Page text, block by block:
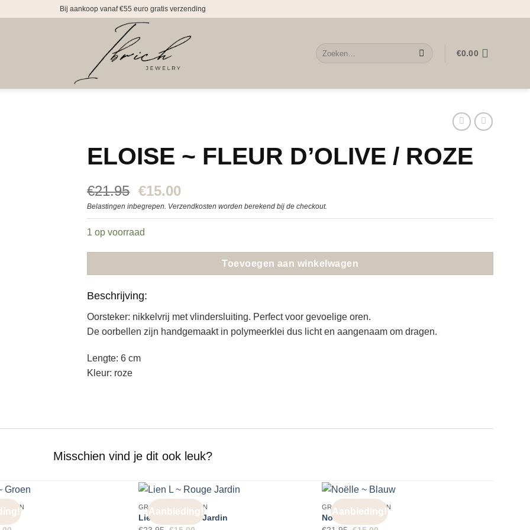
Bij aankoop vanaf €55 euro gratis verzending
€0.00
ELOISE ~ FLEUR D’OLIVE / ROZE
€21.95 Oorspronkelijke
prijs
was:
€21.95.
€15.00Huidige
prijs
is:
Belastingen inbegrepen. Verzendkosten worden berekend bij de checkout.
1 op voorraad
Toevoegen aan winkelwagen
Beschrijving:
Oorsteker: nikkelvrij met vlindersluiting. Perfect voor gevoelige oren.
De oorbellen zijn handgemaakt in polymeerklei dus licht en aangenaam om dragen.
Lengte: 6 cm
Kleur: roze
Misschien vind je dit ook leuk?
Aanbieding!
GROTE OORBELLEN
Lien L ~ Rouge Jardin
Aanbieding!
GROTE OORBELLEN
Noëlle ~ Blauw